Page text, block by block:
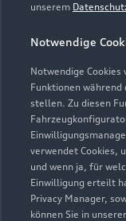
unserem
Notwendige
Notwendige
Funktionen
stellen. Zu diesen
verwendet Cookies,
und wenn ja, für
Einwilligung erteilt
Privacy Manager,
können Sie in unserer
Modelle